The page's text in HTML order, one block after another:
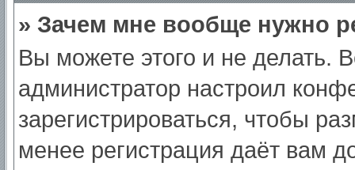
» Зачем мне вообще нужно
Вы можете этого и не делать.
администратор настроил
зарегистрироваться, чтобы
менее регистрация даёт вам